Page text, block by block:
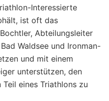
Interessierte
ist oft das
Abteilungsleiter
Waldsee und Ironman-
und mit einem
unterstützen, den
eines Triathlons zu